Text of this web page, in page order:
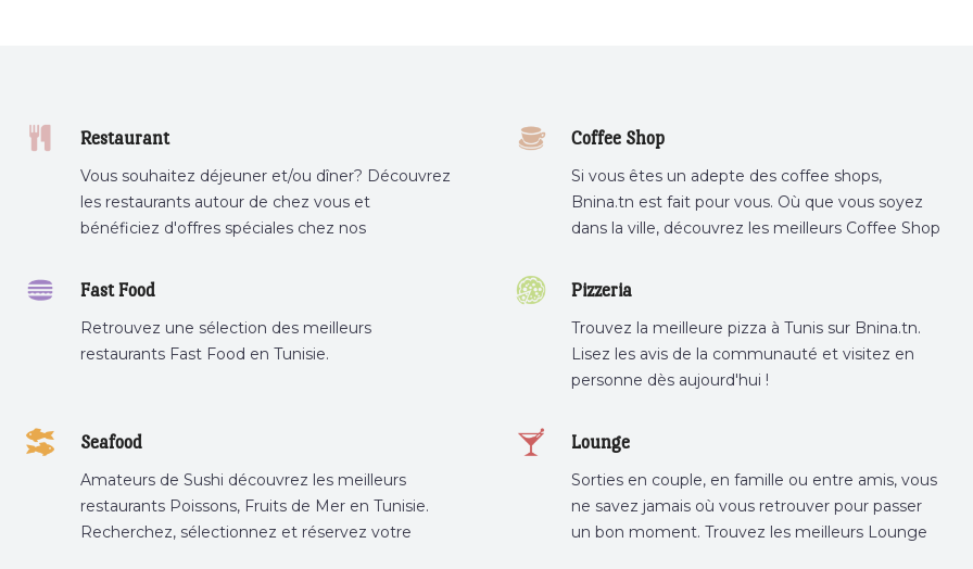
Restaurant
Vous souhaitez déjeuner et/ou dîner? Découvrez
les restaurants autour de chez vous et
bénéficiez d'offres spéciales chez nos
Coffee Shop
Si vous êtes un adepte des coffee shops,
Bnina.tn est fait pour vous. Où que vous soyez
dans la ville, découvrez les meilleurs Coffee Shop
Fast Food
Retrouvez une sélection des meilleurs
restaurants Fast Food en Tunisie.
Pizzeria
Trouvez la meilleure pizza à Tunis sur Bnina.tn.
Lisez les avis de la communauté et visitez en
personne dès aujourd'hui !
Seafood
Amateurs de Sushi découvrez les meilleurs
restaurants Poissons, Fruits de Mer en Tunisie.
Recherchez, sélectionnez et réservez votre
Lounge
Sorties en couple, en famille ou entre amis, vous
ne savez jamais où vous retrouver pour passer
un bon moment. Trouvez les meilleurs Lounge